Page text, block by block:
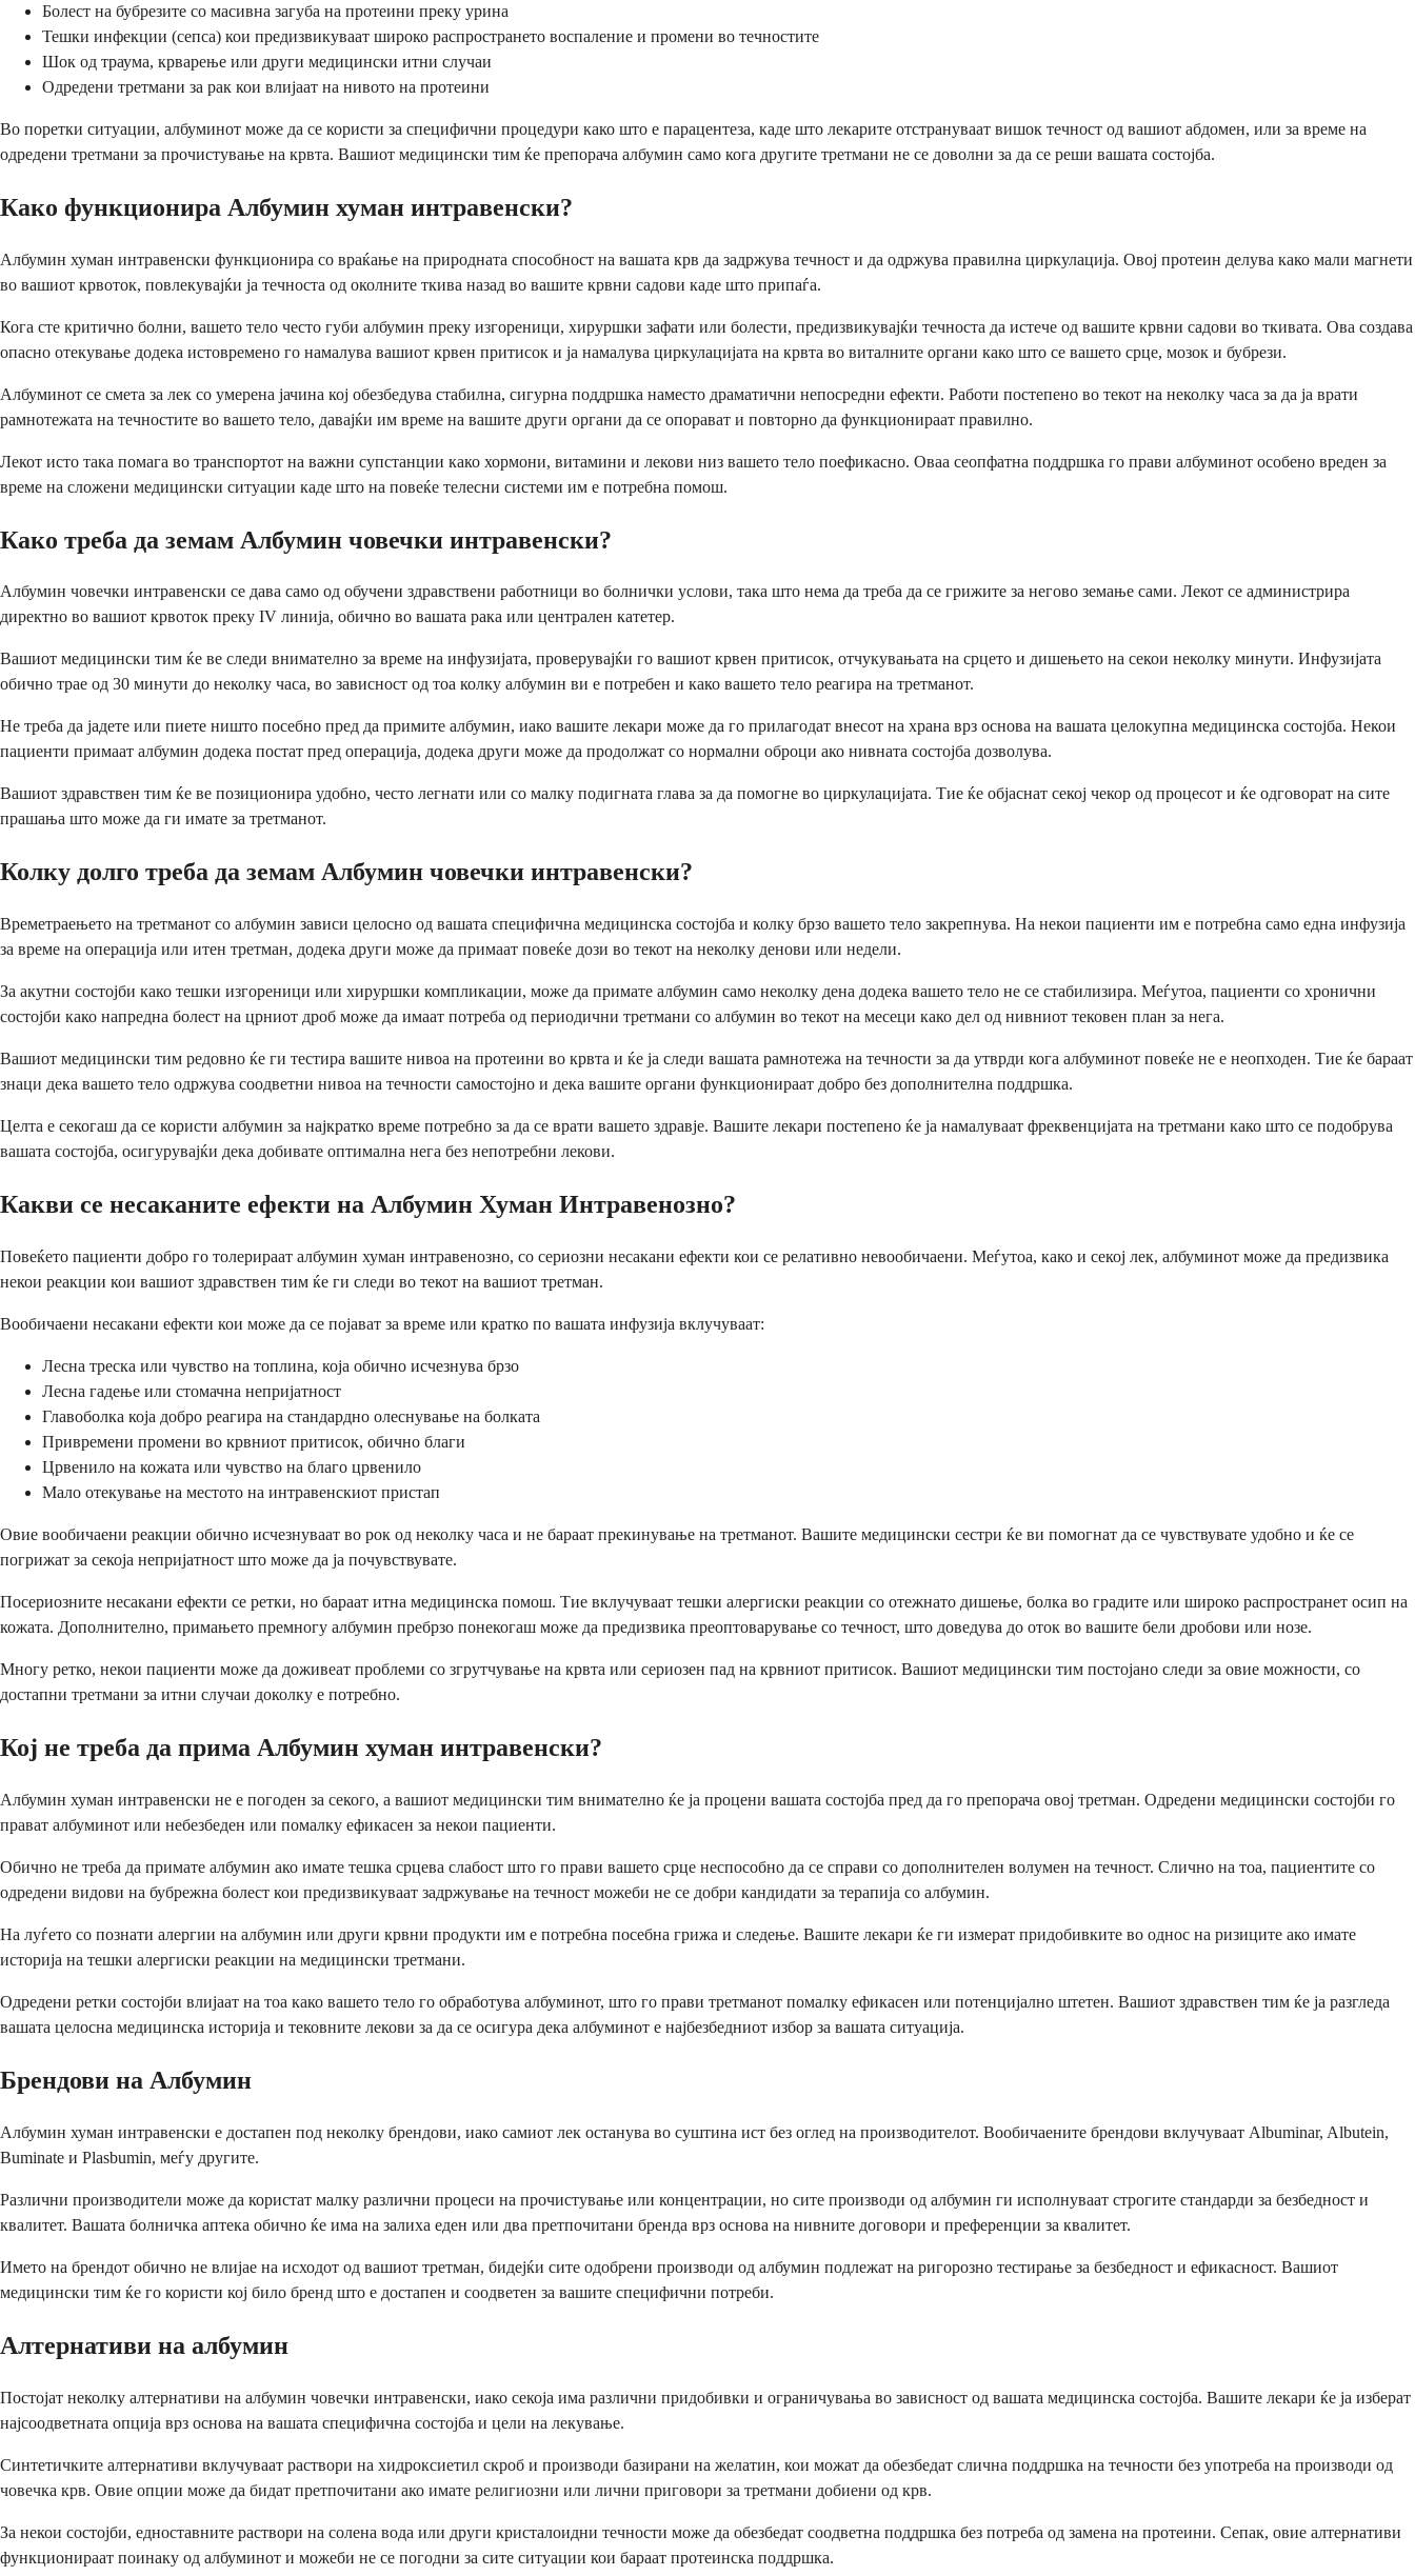
Болест на бубрезите со масивна загуба на протеини преку урина
Тешки инфекции (сепса) кои предизвикуваат широко распространето воспаление и промени во течностите
Шок од траума, крварење или други медицински итни случаи
Одредени третмани за рак кои влијаат на нивото на протеини
Во поретки ситуации, албуминот може да се користи за специфични процедури како што е парацентеза, каде што лекарите отстрануваат вишок течност од вашиот абдомен, или за време на
одредени третмани за прочистување на крвта. Вашиот медицински тим ќе препорача албумин само кога другите третмани не се доволни за да се реши вашата состојба.
Како функционира Албумин хуман интравенски?
Албумин хуман интравенски функционира со враќање на природната способност на вашата крв да задржува течност и да одржува правилна циркулација. Овој протеин делува како мали магнети
во вашиот крвоток, повлекувајќи ја течноста од околните ткива назад во вашите крвни садови каде што припаѓа.
Кога сте критично болни, вашето тело често губи албумин преку изгореници, хируршки зафати или болести, предизвикувајќи течноста да истече од вашите крвни садови во ткивата. Ова создава
опасно отекување додека истовремено го намалува вашиот крвен притисок и ја намалува циркулацијата на крвта во виталните органи како што се вашето срце, мозок и бубрези.
Албуминот се смета за лек со умерена јачина кој обезбедува стабилна, сигурна поддршка наместо драматични непосредни ефекти. Работи постепено во текот на неколку часа за да ја врати
рамнотежата на течностите во вашето тело, давајќи им време на вашите други органи да се опорават и повторно да функционираат правилно.
Лекот исто така помага во транспортот на важни супстанции како хормони, витамини и лекови низ вашето тело поефикасно. Оваа сеопфатна поддршка го прави албуминот особено вреден за
време на сложени медицински ситуации каде што на повеќе телесни системи им е потребна помош.
Како треба да земам Албумин човечки интравенски?
Албумин човечки интравенски се дава само од обучени здравствени работници во болнички услови, така што нема да треба да се грижите за негово земање сами. Лекот се администрира
директно во вашиот крвоток преку IV линија, обично во вашата рака или централен катетер.
Вашиот медицински тим ќе ве следи внимателно за време на инфузијата, проверувајќи го вашиот крвен притисок, отчукувањата на срцето и дишењето на секои неколку минути. Инфузијата
обично трае од 30 минути до неколку часа, во зависност од тоа колку албумин ви е потребен и како вашето тело реагира на третманот.
Не треба да јадете или пиете ништо посебно пред да примите албумин, иако вашите лекари може да го прилагодат внесот на храна врз основа на вашата целокупна медицинска состојба. Некои
пациенти примаат албумин додека постат пред операција, додека други може да продолжат со нормални оброци ако нивната состојба дозволува.
Вашиот здравствен тим ќе ве позиционира удобно, често легнати или со малку подигната глава за да помогне во циркулацијата. Тие ќе објаснат секој чекор од процесот и ќе одговорат на сите
прашања што може да ги имате за третманот.
Колку долго треба да земам Албумин човечки интравенски?
Времетраењето на третманот со албумин зависи целосно од вашата специфична медицинска состојба и колку брзо вашето тело закрепнува. На некои пациенти им е потребна само една инфузија
за време на операција или итен третман, додека други може да примаат повеќе дози во текот на неколку денови или недели.
За акутни состојби како тешки изгореници или хируршки компликации, може да примате албумин само неколку дена додека вашето тело не се стабилизира. Меѓутоа, пациенти со хронични
состојби како напредна болест на црниот дроб може да имаат потреба од периодични третмани со албумин во текот на месеци како дел од нивниот тековен план за нега.
Вашиот медицински тим редовно ќе ги тестира вашите нивоа на протеини во крвта и ќе ја следи вашата рамнотежа на течности за да утврди кога албуминот повеќе не е неопходен. Тие ќе бараат
знаци дека вашето тело одржува соодветни нивоа на течности самостојно и дека вашите органи функционираат добро без дополнителна поддршка.
Целта е секогаш да се користи албумин за најкратко време потребно за да се врати вашето здравје. Вашите лекари постепено ќе ја намалуваат фреквенцијата на третмани како што се подобрува
вашата состојба, осигурувајќи дека добивате оптимална нега без непотребни лекови.
Какви се несаканите ефекти на Албумин Хуман Интравенозно?
Повеќето пациенти добро го толерираат албумин хуман интравенозно, со сериозни несакани ефекти кои се релативно невообичаени. Меѓутоа, како и секој лек, албуминот може да предизвика
некои реакции кои вашиот здравствен тим ќе ги следи во текот на вашиот третман.
Вообичаени несакани ефекти кои може да се појават за време или кратко по вашата инфузија вклучуваат:
Лесна треска или чувство на топлина, која обично исчезнува брзо
Лесна гадење или стомачна непријатност
Главоболка која добро реагира на стандардно олеснување на болката
Привремени промени во крвниот притисок, обично благи
Црвенило на кожата или чувство на благо црвенило
Мало отекување на местото на интравенскиот пристап
Овие вообичаени реакции обично исчезнуваат во рок од неколку часа и не бараат прекинување на третманот. Вашите медицински сестри ќе ви помогнат да се чувствувате удобно и ќе се
погрижат за секоја непријатност што може да ја почувствувате.
Посериозните несакани ефекти се ретки, но бараат итна медицинска помош. Тие вклучуваат тешки алергиски реакции со отежнато дишење, болка во градите или широко распространет осип на
кожата. Дополнително, примањето премногу албумин пребрзо понекогаш може да предизвика преоптоварување со течност, што доведува до оток во вашите бели дробови или нозе.
Многу ретко, некои пациенти може да доживеат проблеми со згрутчување на крвта или сериозен пад на крвниот притисок. Вашиот медицински тим постојано следи за овие можности, со
достапни третмани за итни случаи доколку е потребно.
Кој не треба да прима Албумин хуман интравенски?
Албумин хуман интравенски не е погоден за секого, а вашиот медицински тим внимателно ќе ја процени вашата состојба пред да го препорача овој третман. Одредени медицински состојби го
прават албуминот или небезбеден или помалку ефикасен за некои пациенти.
Обично не треба да примате албумин ако имате тешка срцева слабост што го прави вашето срце неспособно да се справи со дополнителен волумен на течност. Слично на тоа, пациентите со
одредени видови на бубрежна болест кои предизвикуваат задржување на течност можеби не се добри кандидати за терапија со албумин.
На луѓето со познати алергии на албумин или други крвни продукти им е потребна посебна грижа и следење. Вашите лекари ќе ги измерат придобивките во однос на ризиците ако имате
историја на тешки алергиски реакции на медицински третмани.
Одредени ретки состојби влијаат на тоа како вашето тело го обработува албуминот, што го прави третманот помалку ефикасен или потенцијално штетен. Вашиот здравствен тим ќе ја разгледа
вашата целосна медицинска историја и тековните лекови за да се осигура дека албуминот е најбезбедниот избор за вашата ситуација.
Брендови на Албумин
Албумин хуман интравенски е достапен под неколку брендови, иако самиот лек останува во суштина ист без оглед на производителот. Вообичаените брендови вклучуваат Albuminar, Albutein,
Buminate и Plasbumin, меѓу другите.
Различни производители може да користат малку различни процеси на прочистување или концентрации, но сите производи од албумин ги исполнуваат строгите стандарди за безбедност и
квалитет. Вашата болничка аптека обично ќе има на залиха еден или два претпочитани бренда врз основа на нивните договори и преференции за квалитет.
Името на брендот обично не влијае на исходот од вашиот третман, бидејќи сите одобрени производи од албумин подлежат на ригорозно тестирање за безбедност и ефикасност. Вашиот
медицински тим ќе го користи кој било бренд што е достапен и соодветен за вашите специфични потреби.
Алтернативи на албумин
Постојат неколку алтернативи на албумин човечки интравенски, иако секоја има различни придобивки и ограничувања во зависност од вашата медицинска состојба. Вашите лекари ќе ја изберат
најсоодветната опција врз основа на вашата специфична состојба и цели на лекување.
Синтетичките алтернативи вклучуваат раствори на хидроксиетил скроб и производи базирани на желатин, кои можат да обезбедат слична поддршка на течности без употреба на производи од
човечка крв. Овие опции може да бидат претпочитани ако имате религиозни или лични приговори за третмани добиени од крв.
За некои состојби, едноставните раствори на солена вода или други кристалоидни течности може да обезбедат соодветна поддршка без потреба од замена на протеини. Сепак, овие алтернативи
функционираат поинаку од албуминот и можеби не се погодни за сите ситуации кои бараат протеинска поддршка.